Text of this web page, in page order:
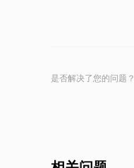
是否解决了您的问题？